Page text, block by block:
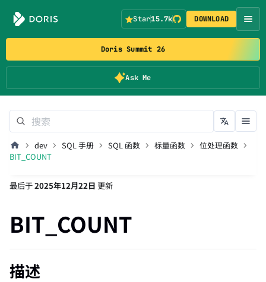
Doris Summit 26
Ask Me
Star15.7k DOWNLOAD
dev SQL 手册 SQL 函数 标量函数
位处理函数
BIT_COUNT
最后于2025年12月22日 更新
BIT_COUNT
描述